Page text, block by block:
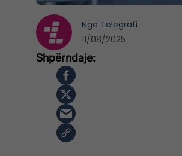
Nga Telegrafi
11/08/2025